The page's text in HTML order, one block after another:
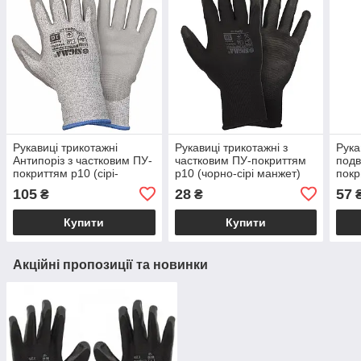
Рукавиці трикотажні
Антипоріз з частковим ПУ-
покриттям р10 (сірі-
манжет) SIGMA (9449701)
105 ₴
Купити
Рукавиці трикотажні з
частковим ПУ-покриттям
р10 (чорно-сірі манжет)
28₴
Купити
57
Акційні пропозиції та новинки